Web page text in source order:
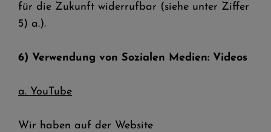
für die Zukunft widerrufbar (siehe unter Ziffer
5) a.).
6) Verwendung von Sozialen Medien: Videos
a. YouTube
Wir haben auf der Website